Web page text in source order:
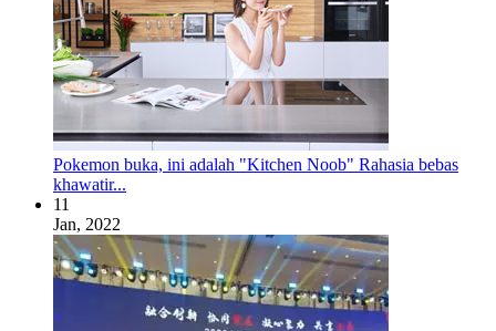
Pokemon buka, ini adalah "Kitchen Noob" Rahasia bebas
khawatir...
11
Jan, 2022